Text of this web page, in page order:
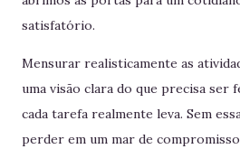
satisfatório.
Mensurar realisticamente as
uma visão clara do que precisa ser
cada tarefa realmente leva. Sem
perder em um mar de